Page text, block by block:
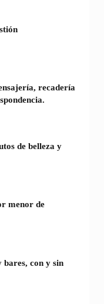
recadería
de belleza y
menor de
bares, con y sin